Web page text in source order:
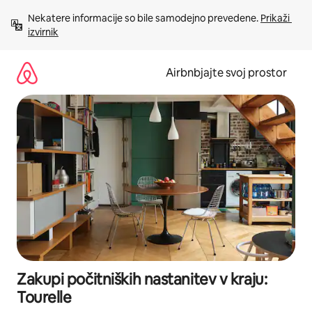
vsebino
Nekatere informacije so bile samodejno prevedene. Prikaži
izvirnik
Airbnbjajte svoj prostor
Zakupi počitniških nastanitev v kraju:
Tourelle